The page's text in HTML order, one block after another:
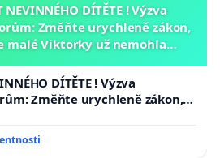
NEVINNÉHO DÍTĚTE ! Výzva
Změňte urychleně zákon,
malé Viktorky už nemohla
DÍTĚTE ! Výzva
Změňte urychleně zákon,
Viktorky už nemohla opakovat!